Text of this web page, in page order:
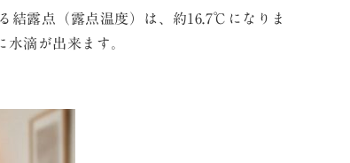
結露点（露点温度）は、約16.7℃になりま
滴が出来ます。